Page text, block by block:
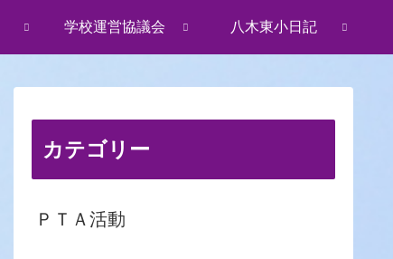
学校運営協議会 八木東小日記
カテゴリー
ＰＴＡ活動